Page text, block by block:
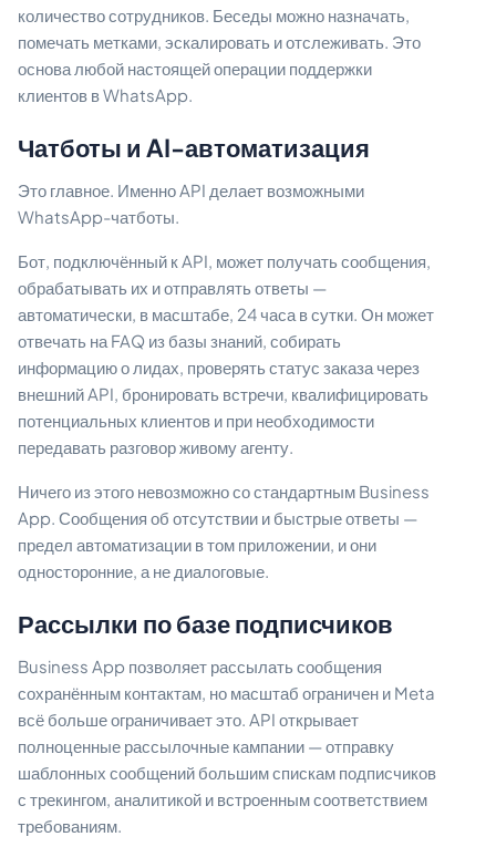
количество сотрудников. Беседы можно назначать,
помечать метками, эскалировать и отслеживать. Это
основа любой настоящей операции поддержки
клиентов в WhatsApp.
Чатботы и AI-автоматизация
Это главное. Именно API делает возможными
WhatsApp-чатботы.
Бот, подключённый к API, может получать сообщения,
обрабатывать их и отправлять ответы —
автоматически, в масштабе, 24 часа в сутки. Он может
отвечать на FAQ из базы знаний, собирать
информацию о лидах, проверять статус заказа через
внешний API, бронировать встречи, квалифицировать
потенциальных клиентов и при необходимости
передавать разговор живому агенту.
Ничего из этого невозможно со стандартным Business
App. Сообщения об отсутствии и быстрые ответы —
предел автоматизации в том приложении, и они
односторонние, а не диалоговые.
Рассылки по базе подписчиков
Business App позволяет рассылать сообщения
сохранённым контактам, но масштаб ограничен и Meta
всё больше ограничивает это. API открывает
полноценные рассылочные кампании — отправку
шаблонных сообщений большим спискам подписчиков
с трекингом, аналитикой и встроенным соответствием
требованиям.